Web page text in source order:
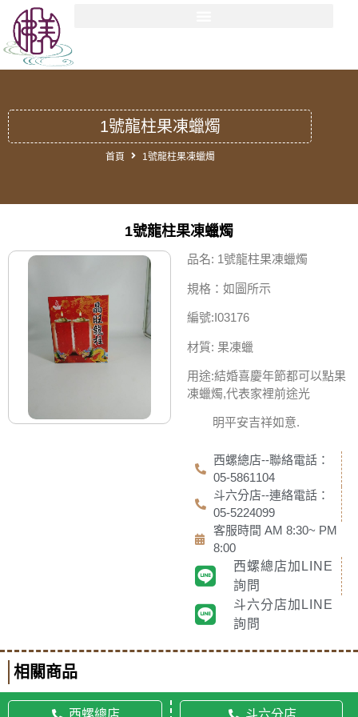
1號龍柱果凍蠟燭
首頁 1號龍柱果凍蠟燭
1號龍柱果凍蠟燭
品名: 1號龍柱果凍蠟燭
規格：如圖所示
編號:I03176
材質: 果凍蠟
用途:結婚喜慶年節都可以點果
凍蠟燭,代表家裡前途光
明平安吉祥如意.
西螺總店--聯絡電話：
05-5861104
斗六分店--連絡電話：
05-5224099
客服時間 AM 8:30~ PM
8:00
西螺總店加LINE
詢問
斗六分店加LINE
詢問
相關商品
西螺總店 斗六分店